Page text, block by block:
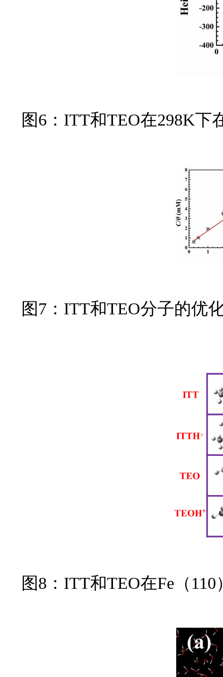
图6：ITT和TEO在298K下
图7：ITT和TEO分子的优
图8：ITT和TEO在Fe（